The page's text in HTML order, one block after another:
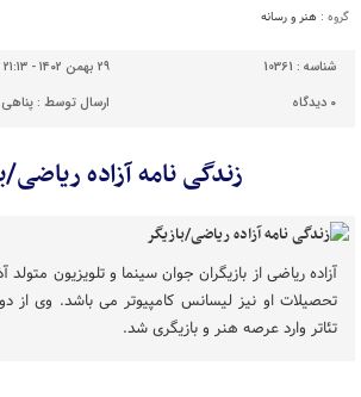
گروه : هنر و رسانه
شناسه : 10361
۲۹ بهمن ۱۴۰۲ - ۲۱:۱۳
۰ دیدگاه ارسال توسط :پناهی
زندگی نامه آزاده ریاضی/
تحصیلات او نیز لیسانس کامپیوتر می باشد. وی از
تئاتر وارد عرصه هنر و بازیگری شد.